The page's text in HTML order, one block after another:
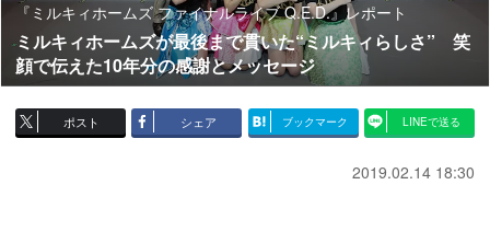
『ミルキィホームズ ファイナルライブ Q.E.D.』レポート
ミルキィホームズが最後まで貫いた“ミルキィらしさ” 笑
顔で伝えた10年分の感謝とメッセージ
ポスト シェア ブックマーク LINEで送る
2019.02.14 18:30